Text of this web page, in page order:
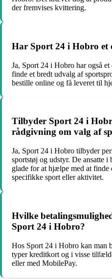
der fremvises kvittering.
Har Sport 24 i Hobro et
Ja, Sport 24 i Hobro har også
finde et bredt udvalg af
bestille online og få leveret til
Tilbyder Sport 24 i
rådgivning om valg af
Ja, Sport 24 i Hobro tilbyder
sportstøj og udstyr. De ansatte i
glade for at hjælpe med at finde
specifikke sport eller aktivitet.
Hvilke
Sport 24 i Hobro?
Hos Sport 24 i Hobro kan man
typer kreditkort og i visse
eller med MobilePay.